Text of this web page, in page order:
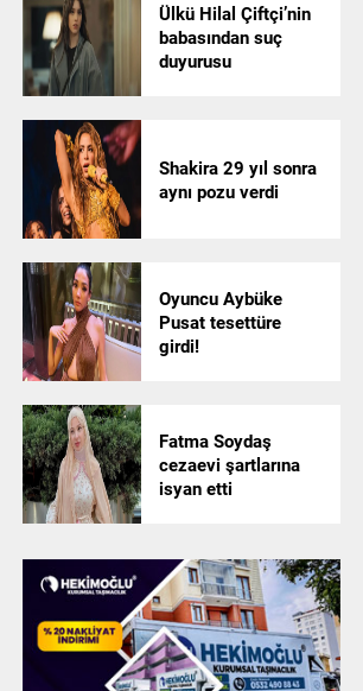
Ülkü Hilal Çiftçi’nin
babasından suç
duyurusu
Shakira 29 yıl sonra
aynı pozu verdi
Oyuncu Aybüke
Pusat tesettüre
girdi!
Fatma Soydaş
cezaevi şartlarına
isyan etti